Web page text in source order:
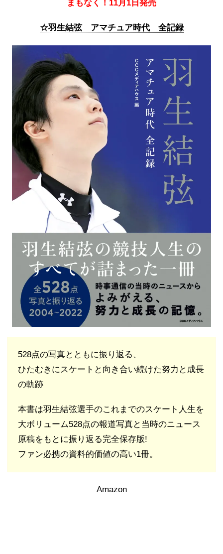
まもなく！11月1日発売
☆羽生結弦 アマチュア時代 全記録
528点の写真とともに振り返る、
ひたむきにスケートと向き合い続けた努力と成長
の軌跡
本書は羽生結弦選手のこれまでのスケート人生を
大ボリューム528点の報道写真と当時のニュース
原稿をもとに振り返る完全保存版!
ファン必携の資料的価値の高い1冊。
Amazon